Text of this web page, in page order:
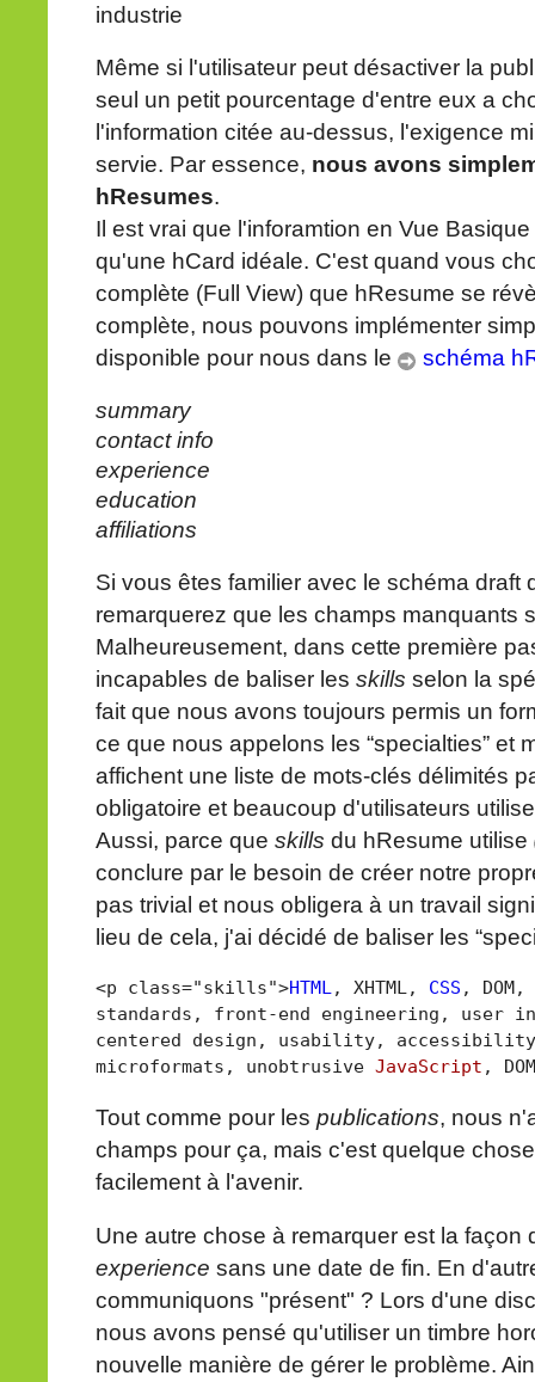
industrie
Même si l'utilisateur peut désactiver la
seul un petit pourcentage d'entre eux a
l'information citée au-dessus, l'exigence
servie. Par essence, nous avons
hResumes.
Il est vrai que l'inforamtion en Vue
qu'une hCard idéale. C'est quand vous
complète (Full View) que hResume se
complète, nous pouvons implémenter
disponible pour nous dans le
schéma
summary
contact info
experience
education
affiliations
Si vous êtes familier avec le schéma draft
remarquerez que les champs manquants
Malheureusement, dans cette première
incapables de baliser les skills selon la
fait que nous avons toujours permis un
ce que nous appelons les “specialties” et
affichent une liste de mots-clés délimités
obligatoire et beaucoup d'utilisateurs
Aussi, parce que skills du hResume utilise
conclure par le besoin de créer notre
pas trivial et nous obligera à un travail
lieu de cela, j'ai décidé de baliser les
<p class="skills">HTML , XHTML, CSS , DOM,
standards, front-end engineering, user
centered design, usability,
microformats, unobtrusive JavaScript ,
Tout comme pour les publications, nous
champs pour ça, mais c'est quelque
facilement à l'avenir.
Une autre chose à remarquer est la façon
experience sans une date de fin. En
communiquons "présent" ? Lors d'une
nous avons pensé qu'utiliser un timbre
nouvelle manière de gérer le problème.